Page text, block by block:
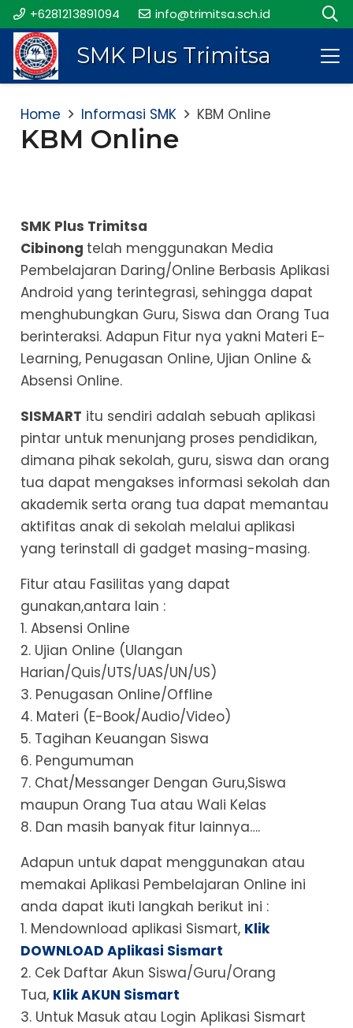
+6281213891094 info@trimitsa.sch.id
SMK Plus Trimitsa
Home Informasi SMK KBM Online
KBM Online
SMK Plus Trimitsa
Cibinong telah menggunakan Media
Pembelajaran Daring/Online Berbasis Aplikasi
Android yang terintegrasi, sehingga dapat
menghubungkan Guru, Siswa dan Orang Tua
berinteraksi. Adapun Fitur nya yakni Materi E-
Learning, Penugasan Online, Ujian Online &
Absensi Online.
SISMART itu sendiri adalah sebuah aplikasi
pintar untuk menunjang proses pendidikan,
dimana pihak sekolah, guru, siswa dan orang
tua dapat mengakses informasi sekolah dan
akademik serta orang tua dapat memantau
aktifitas anak di sekolah melalui aplikasi
yang terinstall di gadget masing-masing.
Fitur atau Fasilitas yang dapat
gunakan,antara lain :
1. Absensi Online
2. Ujian Online (Ulangan
Harian/Quis/UTS/UAS/UN/US)
3. Penugasan Online/Offline
4. Materi (E-Book/Audio/Video)
5. Tagihan Keuangan Siswa
6. Pengumuman
7. Chat/Messanger Dengan Guru,Siswa
maupun Orang Tua atau Wali Kelas
8. Dan masih banyak fitur lainnya….
Adapun untuk dapat menggunakan atau
memakai Aplikasi Pembelajaran Online ini
anda dapat ikuti langkah berikut ini :
1. Mendownload aplikasi Sismart, Klik
DOWNLOAD Aplikasi Sismart
2. Cek Daftar Akun Siswa/Guru/Orang
Tua, Klik AKUN Sismart
3. Untuk Masuk atau Login Aplikasi Sismart